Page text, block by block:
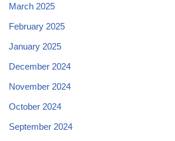
March 2025
February 2025
January 2025
December 2024
November 2024
October 2024
September 2024